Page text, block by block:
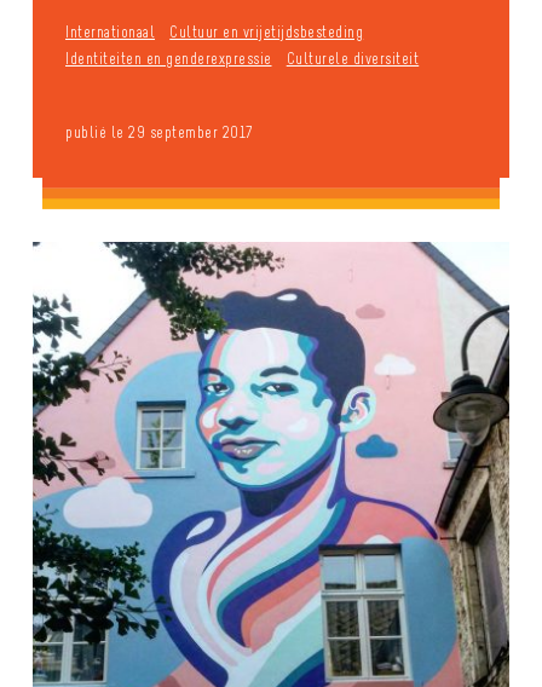
Internationaal
Cultuur en vrijetijdsbesteding
Identiteiten en genderexpressie
Culturele diversiteit
publié le 29 september 2017